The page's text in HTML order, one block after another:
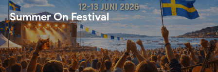
Summer On Festival